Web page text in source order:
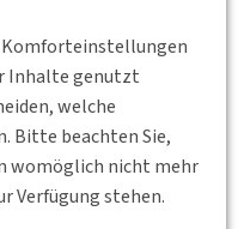
Inhalte genutzt
welche
Bitte beachten Sie,
womöglich nicht mehr
Verfügung stehen.
Sommerexkursion
Nordsee. Im
wir die
Weiterlesen